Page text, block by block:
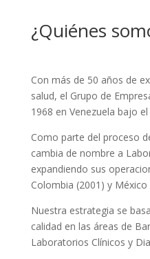
¿Quiénes
Con más de 50 años de
salud, el Grupo de
1968 en Venezuela bajo
Como parte del proceso
cambia de nombre a
expandiendo sus
Colombia (2001) y México
Nuestra estrategia se
calidad en las áreas de
Laboratorios Clínicos y